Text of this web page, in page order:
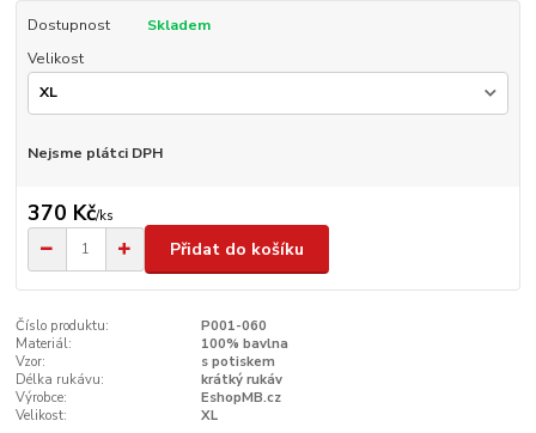
Dostupnost
Skladem
Velikost
Nejsme plátci DPH
370 Kč/ks
Přidat do košíku
Číslo produktu:
P001-060
Materiál:
100% bavlna
Vzor:
s potiskem
Délka rukávu:
krátký rukáv
Výrobce:
EshopMB.cz
Velikost:
XL